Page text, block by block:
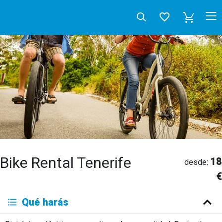
Bike Rental Tenerife desde: 18
€
Deutsch English
Français
Italiano
Neerlandés
Qué harás